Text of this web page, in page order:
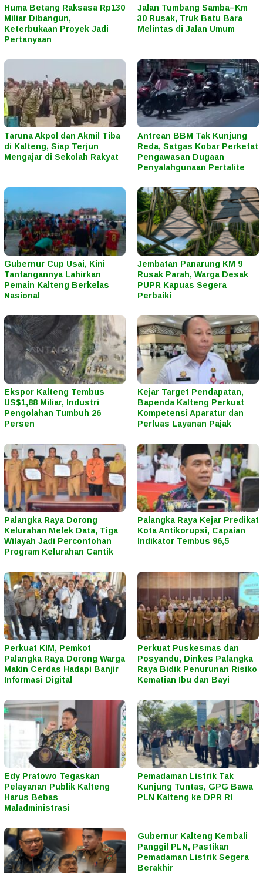
Huma Betang Raksasa Rp130
Miliar Dibangun,
Keterbukaan Proyek Jadi
Pertanyaan
Jalan Tumbang Samba–Km
30 Rusak, Truk Batu Bara
Melintas di Jalan Umum
Taruna Akpol dan Akmil Tiba
di Kalteng, Siap Terjun
Mengajar di Sekolah Rakyat
Antrean BBM Tak Kunjung
Reda, Satgas Kobar Perketat
Pengawasan Dugaan
Penyalahgunaan Pertalite
Gubernur Cup Usai, Kini
Tantangannya Lahirkan
Pemain Kalteng Berkelas
Nasional
Jembatan Panarung KM 9
Rusak Parah, Warga Desak
PUPR Kapuas Segera
Perbaiki
Ekspor Kalteng Tembus
US$1,88 Miliar, Industri
Pengolahan Tumbuh 26
Persen
Kejar Target Pendapatan,
Bapenda Kalteng Perkuat
Kompetensi Aparatur dan
Perluas Layanan Pajak
Palangka Raya Dorong
Kelurahan Melek Data, Tiga
Wilayah Jadi Percontohan
Program Kelurahan Cantik
Palangka Raya Kejar Predikat
Kota Antikorupsi, Capaian
Indikator Tembus 96,5
Perkuat KIM, Pemkot
Palangka Raya Dorong Warga
Makin Cerdas Hadapi Banjir
Informasi Digital
Perkuat Puskesmas dan
Posyandu, Dinkes Palangka
Raya Bidik Penurunan Risiko
Kematian Ibu dan Bayi
Edy Pratowo Tegaskan
Pelayanan Publik Kalteng
Harus Bebas
Maladministrasi
Pemadaman Listrik Tak
Kunjung Tuntas, GPG Bawa
PLN Kalteng ke DPR RI
Gubernur Kalteng Kembali
Panggil PLN, Pastikan
Pemadaman Listrik Segera
Berakhir